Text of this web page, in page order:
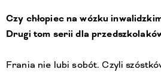
Czy chłopiec na wózku
Drugi tom serii dla
Frania nie lubi sobót. Czyli